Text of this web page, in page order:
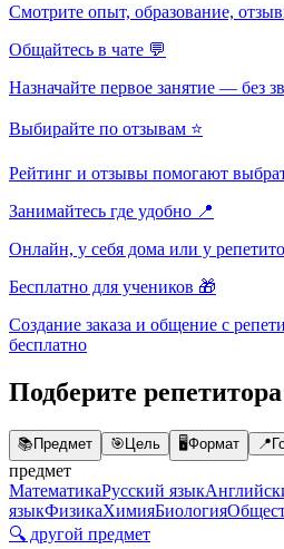
Смотрите опыт, образование,
Общайтесь в чате 💬
Назначайте первое занятие — без
Выбирайте по отзывам ⭐
Рейтинг и отзывы помогают
Занимайтесь где удобно 📍
Онлайн, у себя дома или у
Бесплатно для учеников 🎁
Создание заказа и общение с
бесплатно
Подберите
📚Предмет 🎯Цель 🖥️Формат 📍
предмет
МатематикаРусский язык
языкФизикаХимияБиология
🔍 другой предмет